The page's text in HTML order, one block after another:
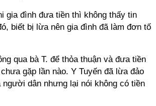
gia đình đưa tiền thì không thấy tin
biết bị lừa nên gia đình đã làm đơn tố
qua bà T. để thỏa thuận và đưa tiền
gặp lần nào. Y Tuyến đã lừa đảo
người dân nhưng lại nói không có tiền